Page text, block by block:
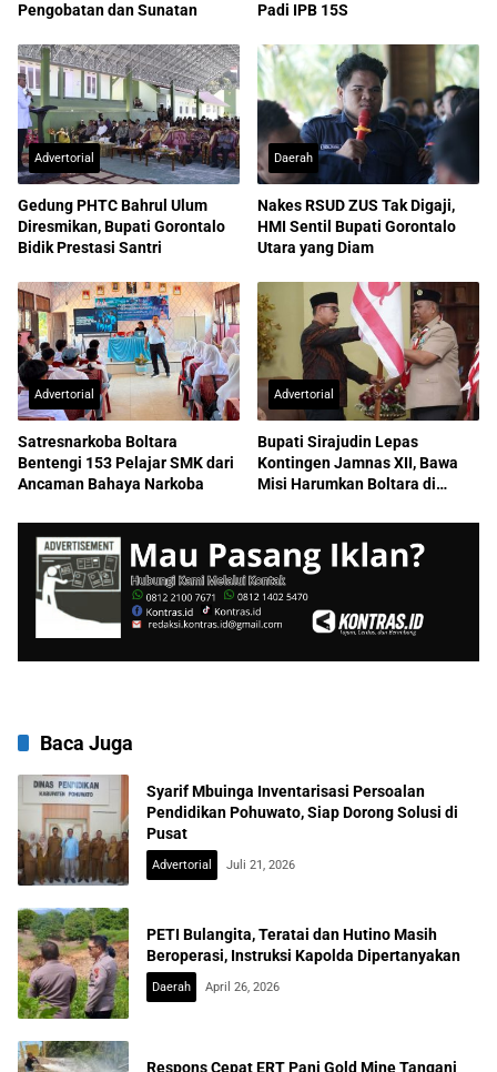
Pengobatan dan Sunatan Padi IPB 15S
Advertorial
Gedung PHTC Bahrul Ulum
Diresmikan, Bupati Gorontalo
Bidik Prestasi Santri
Daerah
Nakes RSUD ZUS Tak Digaji,
HMI Sentil Bupati Gorontalo
Utara yang Diam
Advertorial
Satresnarkoba Boltara
Bentengi 153 Pelajar SMK dari
Ancaman Bahaya Narkoba
Advertorial
Bupati Sirajudin Lepas
Kontingen Jamnas XII, Bawa
Misi Harumkan Boltara di
Baca Juga
Syarif Mbuinga Inventarisasi Persoalan
Pendidikan Pohuwato, Siap Dorong Solusi di
Pusat
Advertorial Juli 21, 2026
PETI Bulangita, Teratai dan Hutino Masih
Beroperasi, Instruksi Kapolda Dipertanyakan
Daerah April 26, 2026
Respons Cepat ERT Pani Gold Mine Tangani